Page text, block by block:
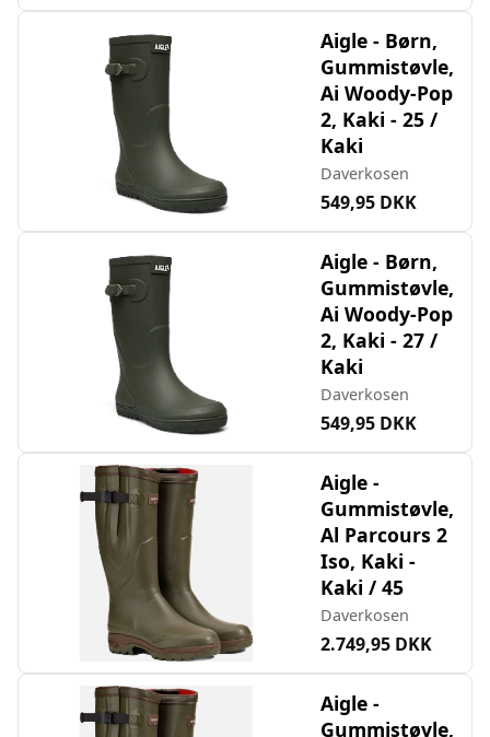
Aigle - Børn,
Gummistøvle,
Ai Woody-Pop
2, Kaki - 25 /
Kaki
Daverkosen
549,95 DKK
Aigle - Børn,
Gummistøvle,
Ai Woody-Pop
2, Kaki - 27 /
Kaki
Daverkosen
549,95 DKK
Aigle -
Gummistøvle,
Al Parcours 2
Iso, Kaki -
Kaki / 45
Daverkosen
2.749,95 DKK
Aigle -
Gummistøvle,